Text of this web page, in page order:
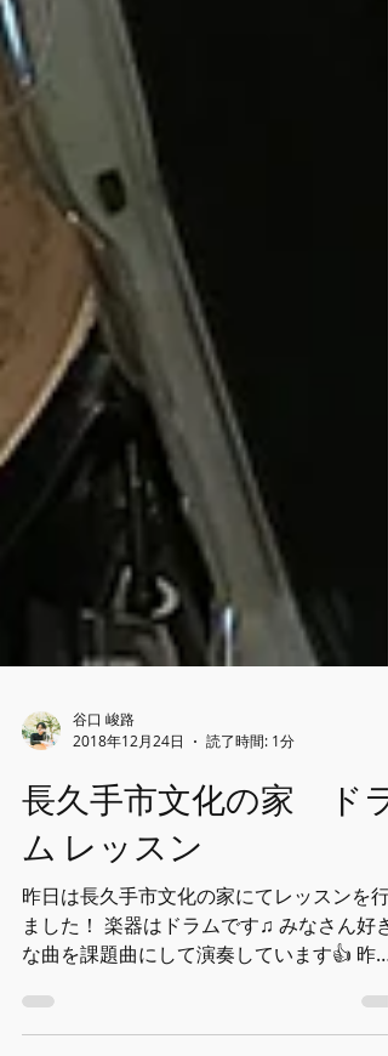
谷口 峻路
長久手市文化の家 ドラ
ム レッスン
ました！ 楽器はドラムです♫ みなさん好き
な曲を課題曲にして演奏しています👍 昨日